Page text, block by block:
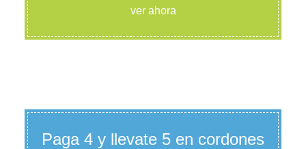
ver ahora
Paga 4 y llevate 5 en cordones